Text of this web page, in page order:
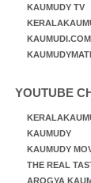
KAUMUDY TV
KAUMUDI.COM
YOUTUBE
KAUMUDY
KAUMUDY
THE REAL
AROGYA